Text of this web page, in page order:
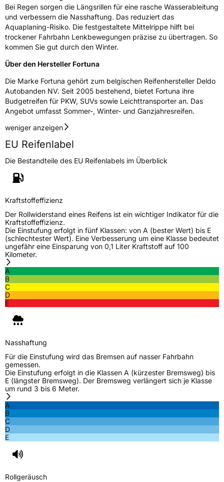
SchlauchtypTL
ZustandNeureifen
M+SJa
C-ReifenJa
EU Label
Effizienz
NasshaftungD
Rollgeräusch (Klasse)A
FahrzeugklasseC2
3PMSF / Schneeflockensymbol / Alpine-SymbolJa
EisgripNein
EPREL ID521638
Allgemeine Produktsicherheit (GPSR)
HerstellerkontaktDeldo Autobanden NV, Essensteenweg 113
Bei Regen sorgen die Längsrillen für eine rasche Wasserableitung
und verbessern die Nasshaftung. Das reduziert das
Aquaplaning-Risiko. Die festgestaltete Mittelrippe hilft bei
trockener Fahrbahn Lenkbewegungen präzise zu übertragen. So
kommen Sie gut durch den Winter.
Über den Hersteller Fortuna
Die Marke Fortuna gehört zum belgischen Reifenhersteller Deldo
Autobanden NV. Seit 2005 bestehend, bietet Fortuna ihre
Budgetreifen für PKW, SUVs sowie Leichttransporter an. Das
Angebot umfasst Sommer-, Winter- und Ganzjahresreifen.
weniger anzeigen
EU Reifenlabel
Die Bestandteile des EU Reifenlabels im Überblick
Kraftstoffeffizienz
Der Rollwiderstand eines Reifens ist ein wichtiger Indikator für die
Kraftstoffeffizienz.
Die Einstufung erfolgt in fünf Klassen: von A (bester Wert) bis E
(schlechtester Wert). Eine Verbesserung um eine Klasse bedeutet
ungefähr eine Einsparung von 0,1 Liter Kraftstoff auf 100
Kilometer.
A
B
C
D
E
Nasshaftung
Für die Einstufung wird das Bremsen auf nasser Fahrbahn
gemessen.
Die Einstufung erfolgt in die Klassen A (kürzester Bremsweg) bis
E (längster Bremsweg). Der Bremsweg verlängert sich je Klasse
um rund 3 bis 6 Meter.
A
B
C
D
E
Rollgeräusch